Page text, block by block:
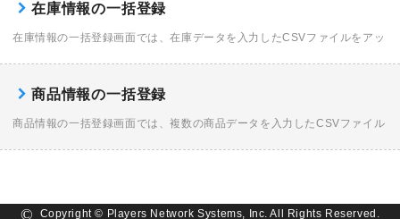
ートの設定画面を表示 […]
在庫情報の一括登録
在庫情報の一括登録画面では、在庫データを入力したCSVファイルをアッ
一括登録〉にカー […]
商品情報の一括登録
商品情報の一括登録画面では、複数の商品データを入力したCSVファイル
Copyright © Players Network Systems, Inc. All Rights Reserved.